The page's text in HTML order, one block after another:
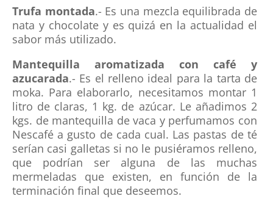
Trufa montada.- Es una mezcla equilibrada de
nata y chocolate y es quizá en la actualidad el
sabor más utilizado.
Mantequilla aromatizada con café y
azucarada.- Es el relleno ideal para la tarta de
moka. Para elaborarlo, necesitamos montar 1
litro de claras, 1 kg. de azúcar. Le añadimos 2
kgs. de mantequilla de vaca y perfumamos con
Nescafé a gusto de cada cual. Las pastas de té
serían casi galletas si no le pusiéramos relleno,
que podrían ser alguna de las muchas
mermeladas que existen, en función de la
terminación final que deseemos.